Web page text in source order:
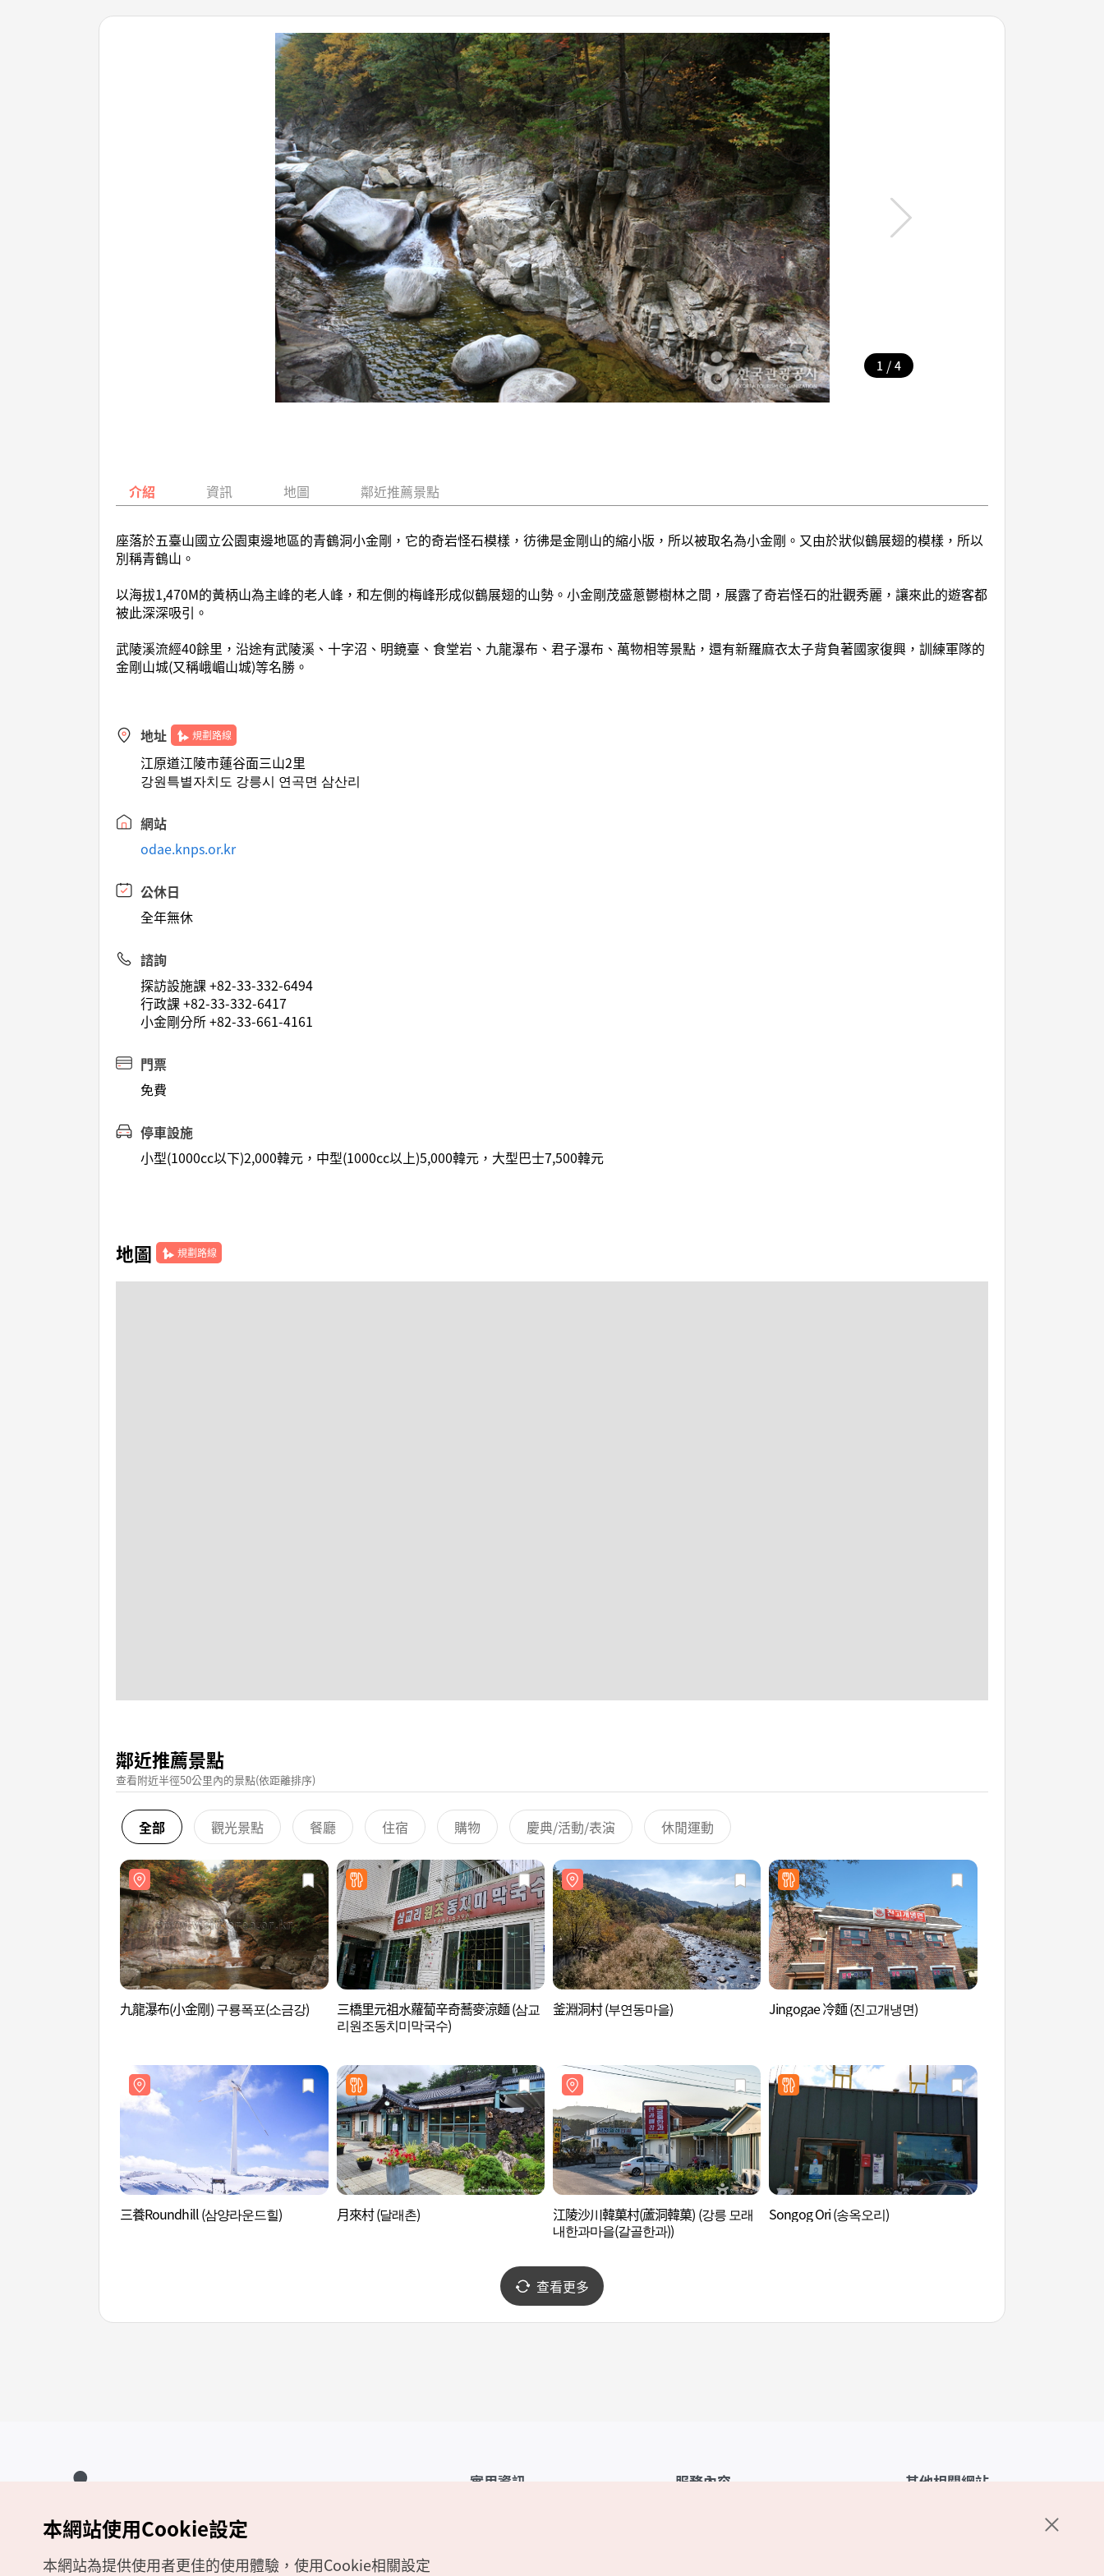
1 / 4
介紹 資訊 地圖 鄰近推薦景點
座落於五臺山國立公園東邊地區的青鶴洞小金剛，它的奇岩怪石模樣，彷彿是金剛山的縮小版，所以被取名為小金剛。又由於狀似鶴展翅的模樣，所以
別稱青鶴山。
以海拔1,470M的黃柄山為主峰的老人峰，和左側的梅峰形成似鶴展翅的山勢。小金剛茂盛蔥鬱樹林之間，展露了奇岩怪石的壯觀秀麗，讓來此的遊客都
被此深深吸引。
武陵溪流經40餘里，沿途有武陵溪、十字沼、明鏡臺、食堂岩、九龍瀑布、君子瀑布、萬物相等景點，還有新羅麻衣太子背負著國家復興，訓練軍隊的
金剛山城(又稱峨嵋山城)等名勝。
地址 規劃路線
江原道江陵市蓮谷面三山2里
강원특별자치도 강릉시 연곡면 삼산리
網站
odae.knps.or.kr
公休日
全年無休
諮詢
探訪設施課 +82-33-332-6494
行政課 +82-33-332-6417
小金剛分所 +82-33-661-4161
門票
免費
停車設施
小型(1000cc以下)2,000韓元，中型(1000cc以上)5,000韓元，大型巴士7,500韓元
地圖 規劃路線
鄰近推薦景點
查看附近半徑50公里內的景點(依距離排序)
全部 觀光景點 餐廳 住宿 購物 慶典/活動/表演 休閒運動
九龍瀑布(小金剛) 구룡폭포(소금강)
三橋里元祖水蘿蔔辛奇蕎麥涼麵 (삼교
리원조동치미막국수)
釜淵洞村 (부연동마을) Jingogae 冷麵 (진고개냉면)
三養Roundhill (삼양라운드힐) 月來村 (달래촌)
江陵沙川韓菓村(蘆洞韓菓) (강릉 모래
내한과마을(갈골한과))
Songog Ori (송옥오리)
查看更多
實用資訊 服務內容 其他相關網站
Copyrights (c) 韓國觀光公社版權所有
如有相關疑問或建議，歡迎來信至官方信箱
本網站使用Cookie設定
本網站為提供使用者更佳的使用體驗，使用Cookie相關設定